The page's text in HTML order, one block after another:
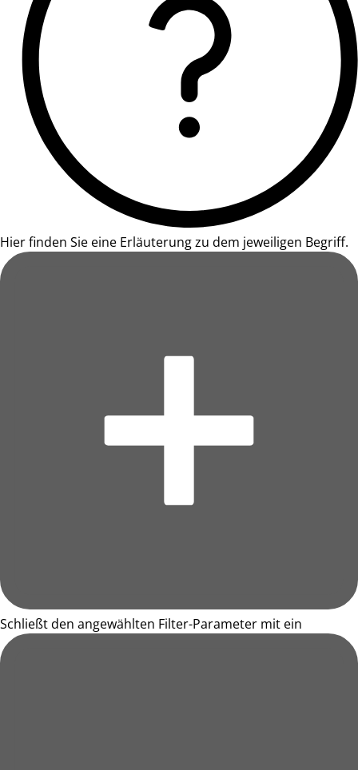
Hier finden Sie eine Erläuterung zu dem jeweiligen Begriff.
Schließt den angewählten Filter-Parameter mit ein